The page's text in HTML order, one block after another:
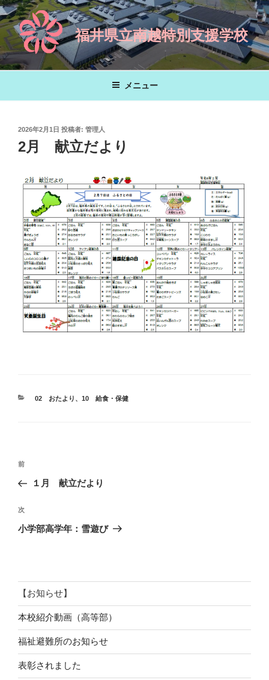
コ
ン
テ
ン
ツ
福井県立南越特別支援学校
メニュー
投
稿
日:
2026年2月1日 投稿者: 管理人
2月 献立だより
カ
02 おたより 、 10 給食・保健
投
ナ
ビ
ゲ
ン
前
の
稿
前
１月 献立だより
次
の
次
小学部高学年：雪遊び
【お知らせ】
本校紹介動画（高等部）
福祉避難所のお知らせ
表彰されました